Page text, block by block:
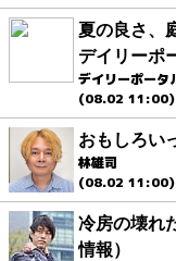
夏の良さ、
デイリーポ
デイリーポータ
(08.02 11:00)
おもしろい
林雄司
(08.02 11:00)
冷房の壊れ
情報）